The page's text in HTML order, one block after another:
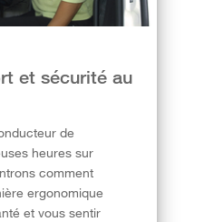
et sécurité au
de
heures sur
comment
ergonomique
et vous sentir